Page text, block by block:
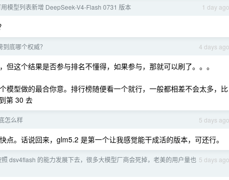
1 day ago
模型列表新增 DeepSeek-V4-Flash 0731 版本
4 days ago
底哪个权威？
这个结果是否参与排名不懂得，如果参与，那就可以刷了。。。
模型做的最合你意。排行榜随便看一个就行，一般都相差不会太多，比
第 30 去
5 days ago
怎么样
。话说回来，glm5.2 是第一个让我感觉能干成活的版本，可还行。
5 days ago
dsv4flash 的能力发展下去，很多大模型厂商会死掉，老美的用户量也